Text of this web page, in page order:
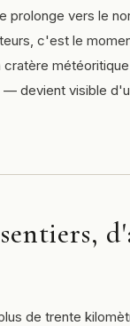
prolonge vers le
c'est le
— devient visible
de trente